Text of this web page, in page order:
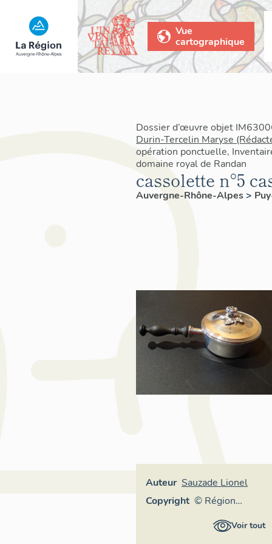
Vue
cartographique
Dossier d’œuvre objet
Durin-Tercelin Maryse
opération ponctuelle,
domaine royal de Randan
cassolette n°5
Auvergne-Rhône-Alpes>
Auteur Sauzade Lionel
Copyright © Région
Auvergne-Voir tout